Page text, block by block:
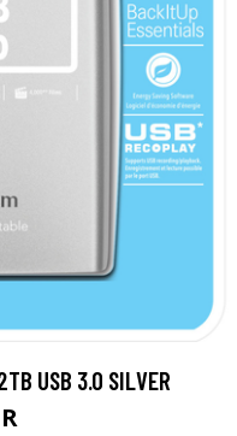
USB 3.0 SILVER